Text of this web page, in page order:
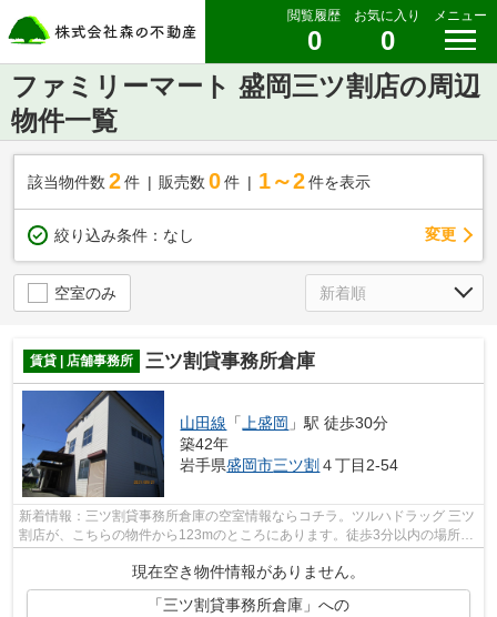
閲覧履歴
0
お気に入り
0
メニュー
ファミリーマート 盛岡三ツ割店の周辺
物件一覧
該当物件数 2件 販売数 0 件 1～2 件を表示
絞り込み条件： なし 変更
空室のみ
賃貸 | 店舗事務所 三ツ割貸事務所倉庫
山田線 「 上盛岡 」駅 徒歩30分
築42年
岩手県盛岡市三ツ割 ４丁目2-54
新着情報：三ツ割貸事務所倉庫の空室情報ならコチラ。ツルハドラッグ 三ツ
割店が、こちらの物件から123mのところにあります。徒歩3分以内の場所に
現在空き物件情報がありません。
「三ツ割貸事務所倉庫」への